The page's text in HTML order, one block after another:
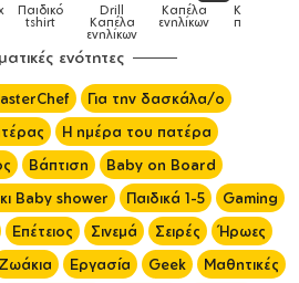
ενηλίκων
Καπέλα
παιδικά Κούπες Κούπες
ειδικές
ενότητες
Για την δασκάλα/ο
Η ημέρα του πατέρα
Βάπτιση
Baby on Board
Baby shower Παιδικά 1-5
Gaming
Επέτειος Σινεμά Σειρές
Ήρωες
Ζωάκια Εργασία Geek
Μαθητικές